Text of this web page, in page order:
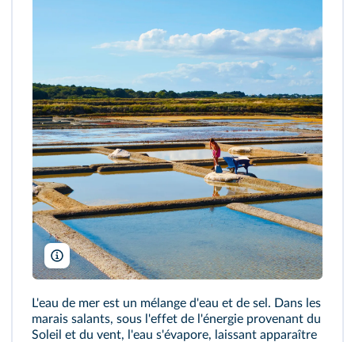
EYESITE/Alamy
L'eau de mer est un mélange d'eau et de sel. Dans les
marais salants, sous l'effet de l'énergie provenant du
Soleil et du vent, l'eau s'évapore, laissant apparaître